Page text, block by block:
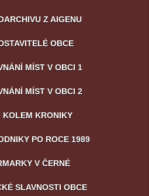
Z AIGENU
OBCE
MÍST V OBCI 1
MÍST V OBCI 2
KOLEM KRONIKY
PO ROCE 1989
V ČERNÉ
SLAVNOSTI OBCE